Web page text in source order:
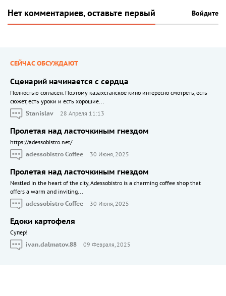
Нет комментариев, оставьте первый Войдите
СЕЙЧАС ОБСУЖДАЮТ
Сценарий начинается с сердца
Полностью согласен. Поэтому казахстанское кино интересно смотреть, есть
сюжет, есть уроки и есть хорошие...
Stanislav
28 Апреля 11:13
Пролетая над ласточкиным гнездом
https://adessobistro.net/
adessobistro Coffee
30 Июня, 2025
Пролетая над ласточкиным гнездом
Nestled in the heart of the city, Adessobistro is a charming coffee shop that
offers a warm and inviting...
adessobistro Coffee
30 Июня, 2025
Едоки картофеля
Cупер!
ivan.dalmatov.88
09 Февраля, 2025